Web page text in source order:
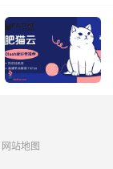
网站地图